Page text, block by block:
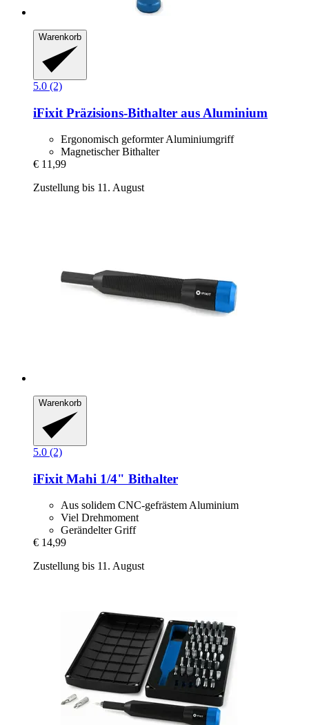
Warenkorb
5.0 (2)
iFixit Präzisions-​Bithalter aus Aluminium
Ergonomisch geformter Aluminiumgriff
Magnetischer Bithalter
€ 11,99
Zustellung bis 11. August
Warenkorb
5.0 (2)
iFixit Mahi 1/4" Bithalter
Aus solidem CNC-gefrästem Aluminium
Viel Drehmoment
Gerändelter Griff
€ 14,99
Zustellung bis 11. August